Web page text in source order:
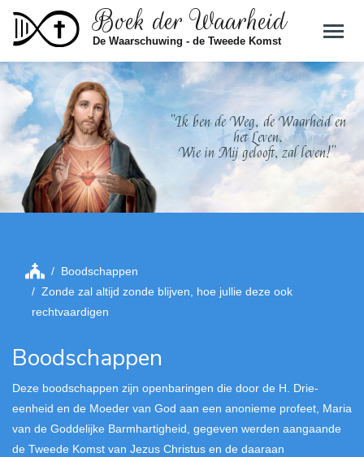
Skip to main contentBoek der Waarheid
De Waarschuwing - de Tweede Komst
"Ik ben de Weg, de Waarheid en
het Leven.
Wie in Mij gelooft, zal leven!"
Boodschappen
Zonde zal altijd zonde blijven, hoe jullie deze ook
rechtvaardigen
Boodschappen
Deze boodschappen zijn openbaringen die door de H. Drie-
eenheid en de Moeder van God aan een anonieme profeet, Maria
van de Goddelijke Barmhartigheid, gegeven werden aangaande
de Tweede Komst van Jezus Christus en de daaraan